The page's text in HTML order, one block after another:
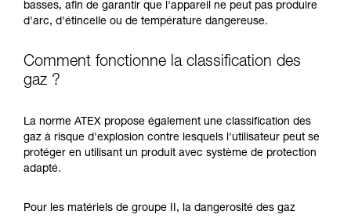
basses, afin de garantir que l'appareil ne peut pas produire
d'arc, d'étincelle ou de température dangereuse.
Comment fonctionne la classification des
gaz ?
La norme ATEX propose également une classification des
gaz à risque d'explosion contre lesquels l'utilisateur peut se
protéger en utilisant un produit avec système de protection
adapté.
Pour les matériels de groupe II, la dangerosité des gaz